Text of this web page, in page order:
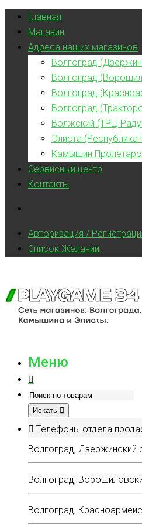
Главная
Магазин
Адреса наших магазинов
Волгоград
Волгоград
Волгоград
Волгоград
Волжский (ТРЦ
Элиста
Камышин
Сервисный центр
Контакты
Авторизация /
Список Желаний
Меню
Искать
Телефоны отдела
Волгоград, Дзержинский
Волгоград,
Волгоград,